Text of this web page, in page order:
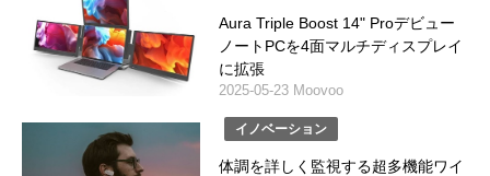
Aura Triple Boost 14" Proデビュー
ノートPCを4面マルチディスプレイ
に拡張
2025-05-23 Moovoo
イノベーション
体調を詳しく監視する超多機能ワイ